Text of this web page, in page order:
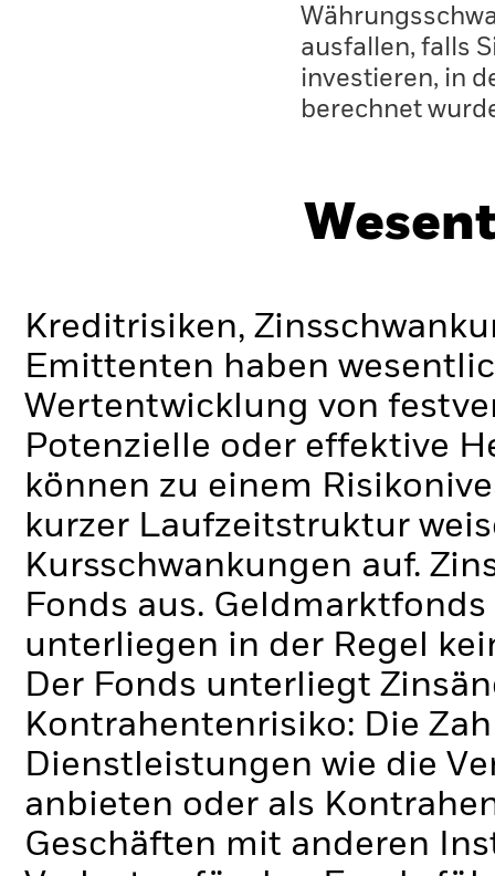
ausfallen, falls
investieren, in
berechnet
Kreditrisiken,
Emittenten haben
Wertentwicklung von
Potenzielle oder effektive
können zu einem
kurzer Laufzeitstruktur
Kursschwankungen auf.
Fonds aus.
unterliegen in der Regel
Der Fonds unterliegt
Kontrahentenrisiko: Die
Dienstleistungen wie die
anbieten oder als
Geschäften mit anderen